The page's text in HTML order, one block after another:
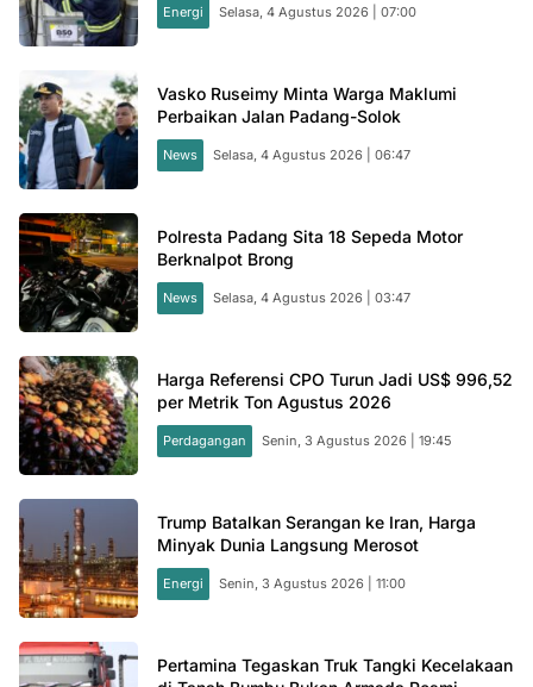
Energi Selasa, 4 Agustus 2026 | 07:00
Vasko Ruseimy Minta Warga Maklumi
Perbaikan Jalan Padang-Solok
News Selasa, 4 Agustus 2026 | 06:47
Polresta Padang Sita 18 Sepeda Motor
Berknalpot Brong
News Selasa, 4 Agustus 2026 | 03:47
Harga Referensi CPO Turun Jadi US$ 996,52
per Metrik Ton Agustus 2026
Perdagangan Senin, 3 Agustus 2026 | 19:45
Trump Batalkan Serangan ke Iran, Harga
Minyak Dunia Langsung Merosot
Energi Senin, 3 Agustus 2026 | 11:00
Pertamina Tegaskan Truk Tangki Kecelakaan